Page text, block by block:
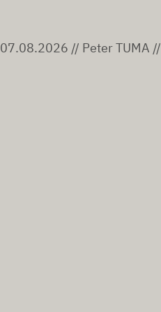
07.08.2026 // Peter TUMA //